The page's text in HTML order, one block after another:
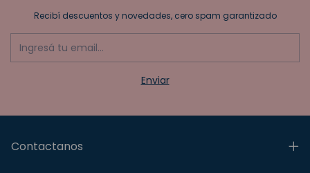
Recibí descuentos y novedades, cero spam garantizado
Contactanos